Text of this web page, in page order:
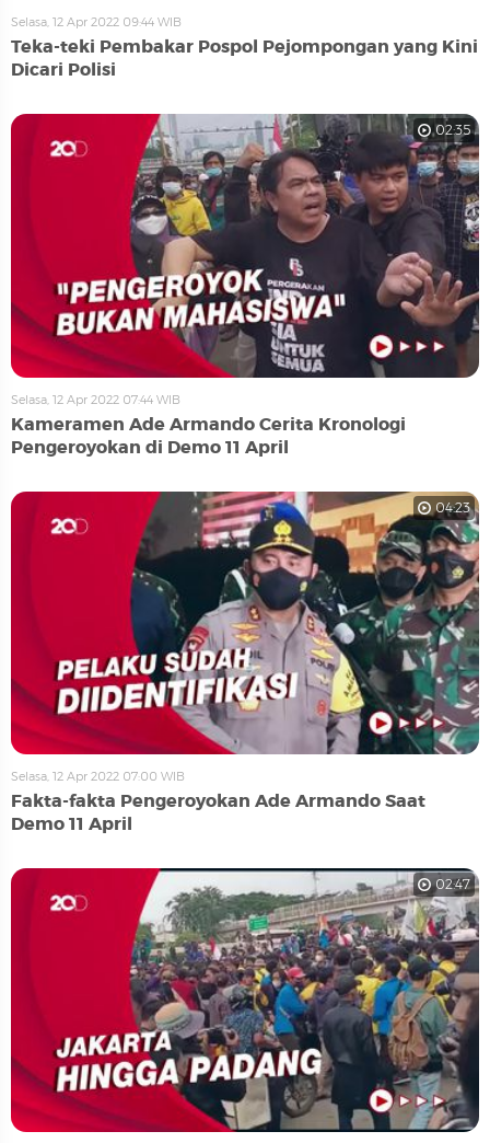
Selasa, 12 Apr 2022 09:44 WIB
Teka-teki Pembakar Pospol Pejompongan yang Kini
Dicari Polisi
02:35
Selasa, 12 Apr 2022 07:44 WIB
Kameramen Ade Armando Cerita Kronologi
Pengeroyokan di Demo 11 April
04:23
Selasa, 12 Apr 2022 07:00 WIB
Fakta-fakta Pengeroyokan Ade Armando Saat
Demo 11 April
02:47